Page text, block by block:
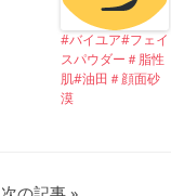
#バイユア#フェイ
スパウダー＃脂性
肌#油田＃顔面砂
漠